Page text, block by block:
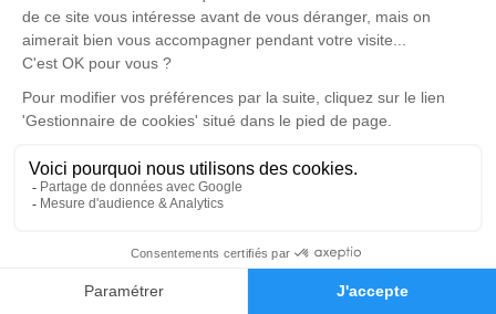
Faire-part Hommages
jeudi 05 septembre 2024 à 15h00
Église d'Argens-Minervois
11200 Argens-Minervois
Je rends hommage